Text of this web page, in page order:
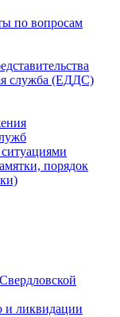
по вопросам
служба (ЕДДС)
порядок
и ликвидации